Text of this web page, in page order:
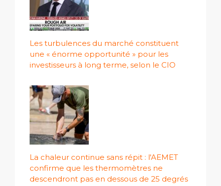
Les turbulences du marché constituent
une « énorme opportunité » pour les
investisseurs à long terme, selon le CIO
La chaleur continue sans répit : l'AEMET
confirme que les thermomètres ne
descendront pas en dessous de 25 degrés